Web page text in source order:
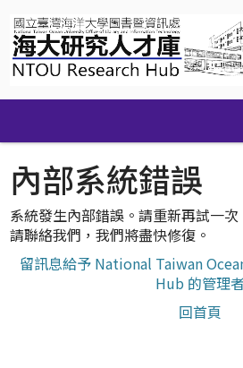
navigation
內部系統錯誤
系統發生內部錯誤。請重新再試一次
請聯絡我們，我們將盡快修復。
留訊息給予 National Taiwan
Hub 的管理者
回首頁